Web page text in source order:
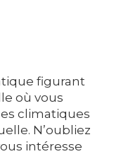
figurant
où vous
climatiques
N’oubliez
intéresse